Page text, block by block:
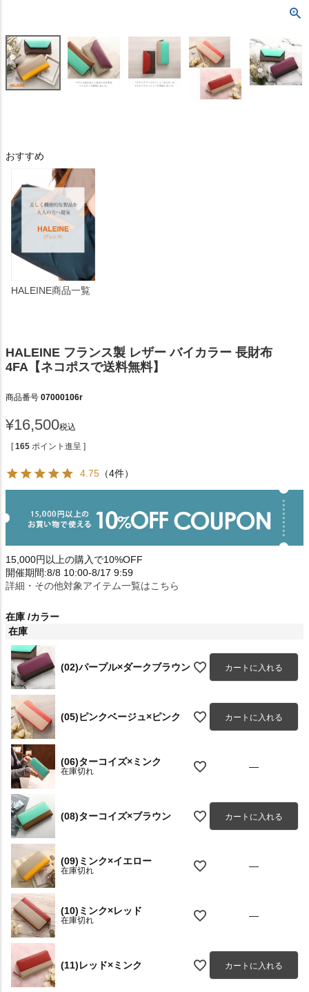
おすすめ
HALEINE商品一覧
HALEINE フランス製 レザー バイカラー 長財布
4FA【ネコポスで送料無料】
商品番号 07000106r
¥16,500税込
[ 165 ポイント進呈 ]
4.75 （4件）
15,000円以上の購入で10%OFF
開催期間:8/8 10:00-8/17 9:59
詳細・その他対象アイテム一覧はこちら
在庫 カラー
在庫
(02)パープル×ダークブラウン カートに入れる
(05)ピンクベージュ×ピンク カートに入れる
(06)ターコイズ×ミンク
在庫切れ —
(08)ターコイズ×ブラウン カートに入れる
(09)ミンク×イエロー
在庫切れ —
(10)ミンク×レッド
在庫切れ —
(11)レッド×ミンク カートに入れる